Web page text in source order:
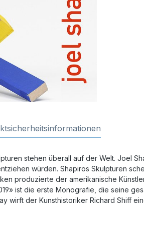
stehen überall auf der Welt. Joel
würden. Shapiros Skulpturen
produzierte der amerikanische
ist die erste Monografie, die seine
wirft der Kunsthistoriker Richard Shiff